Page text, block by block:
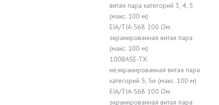
витая пара категорий 3, 4, 5
(макс. 100 м)
EIA/TIA-568 100 Ом
экранированная витая пара
(макс. 100 м)
100BASE-TX:
неэкранированная витая пара
категорий 5, 5e (макс. 100 м)
EIA/TIA-568 100 Ом
экранированная витая пара